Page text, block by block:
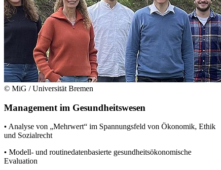
© MiG / Universität Bremen
Management im Gesundheitswesen
• Analyse von „Mehrwert“ im Spannungsfeld von Ökonomik, Ethik
und Sozialrecht
• Modell- und routinedatenbasierte gesundheitsökonomische
Evaluation